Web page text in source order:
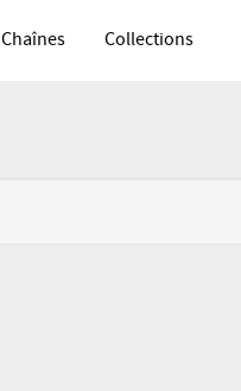
Chaînes Collections